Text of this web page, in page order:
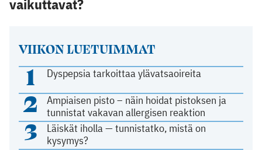
VIIKON LUETUIMMAT
1 Dyspepsia tarkoittaa ylävatsaoireita
2
Ampiaisen pisto – näin hoidat pistoksen ja
tunnistat vakavan allergisen reaktion
3
Läiskät iholla — tunnistatko, mistä on
kysymys?
vaikuttavat?